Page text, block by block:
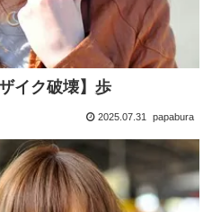
イク破壊】歩
2025.07.31 papabura